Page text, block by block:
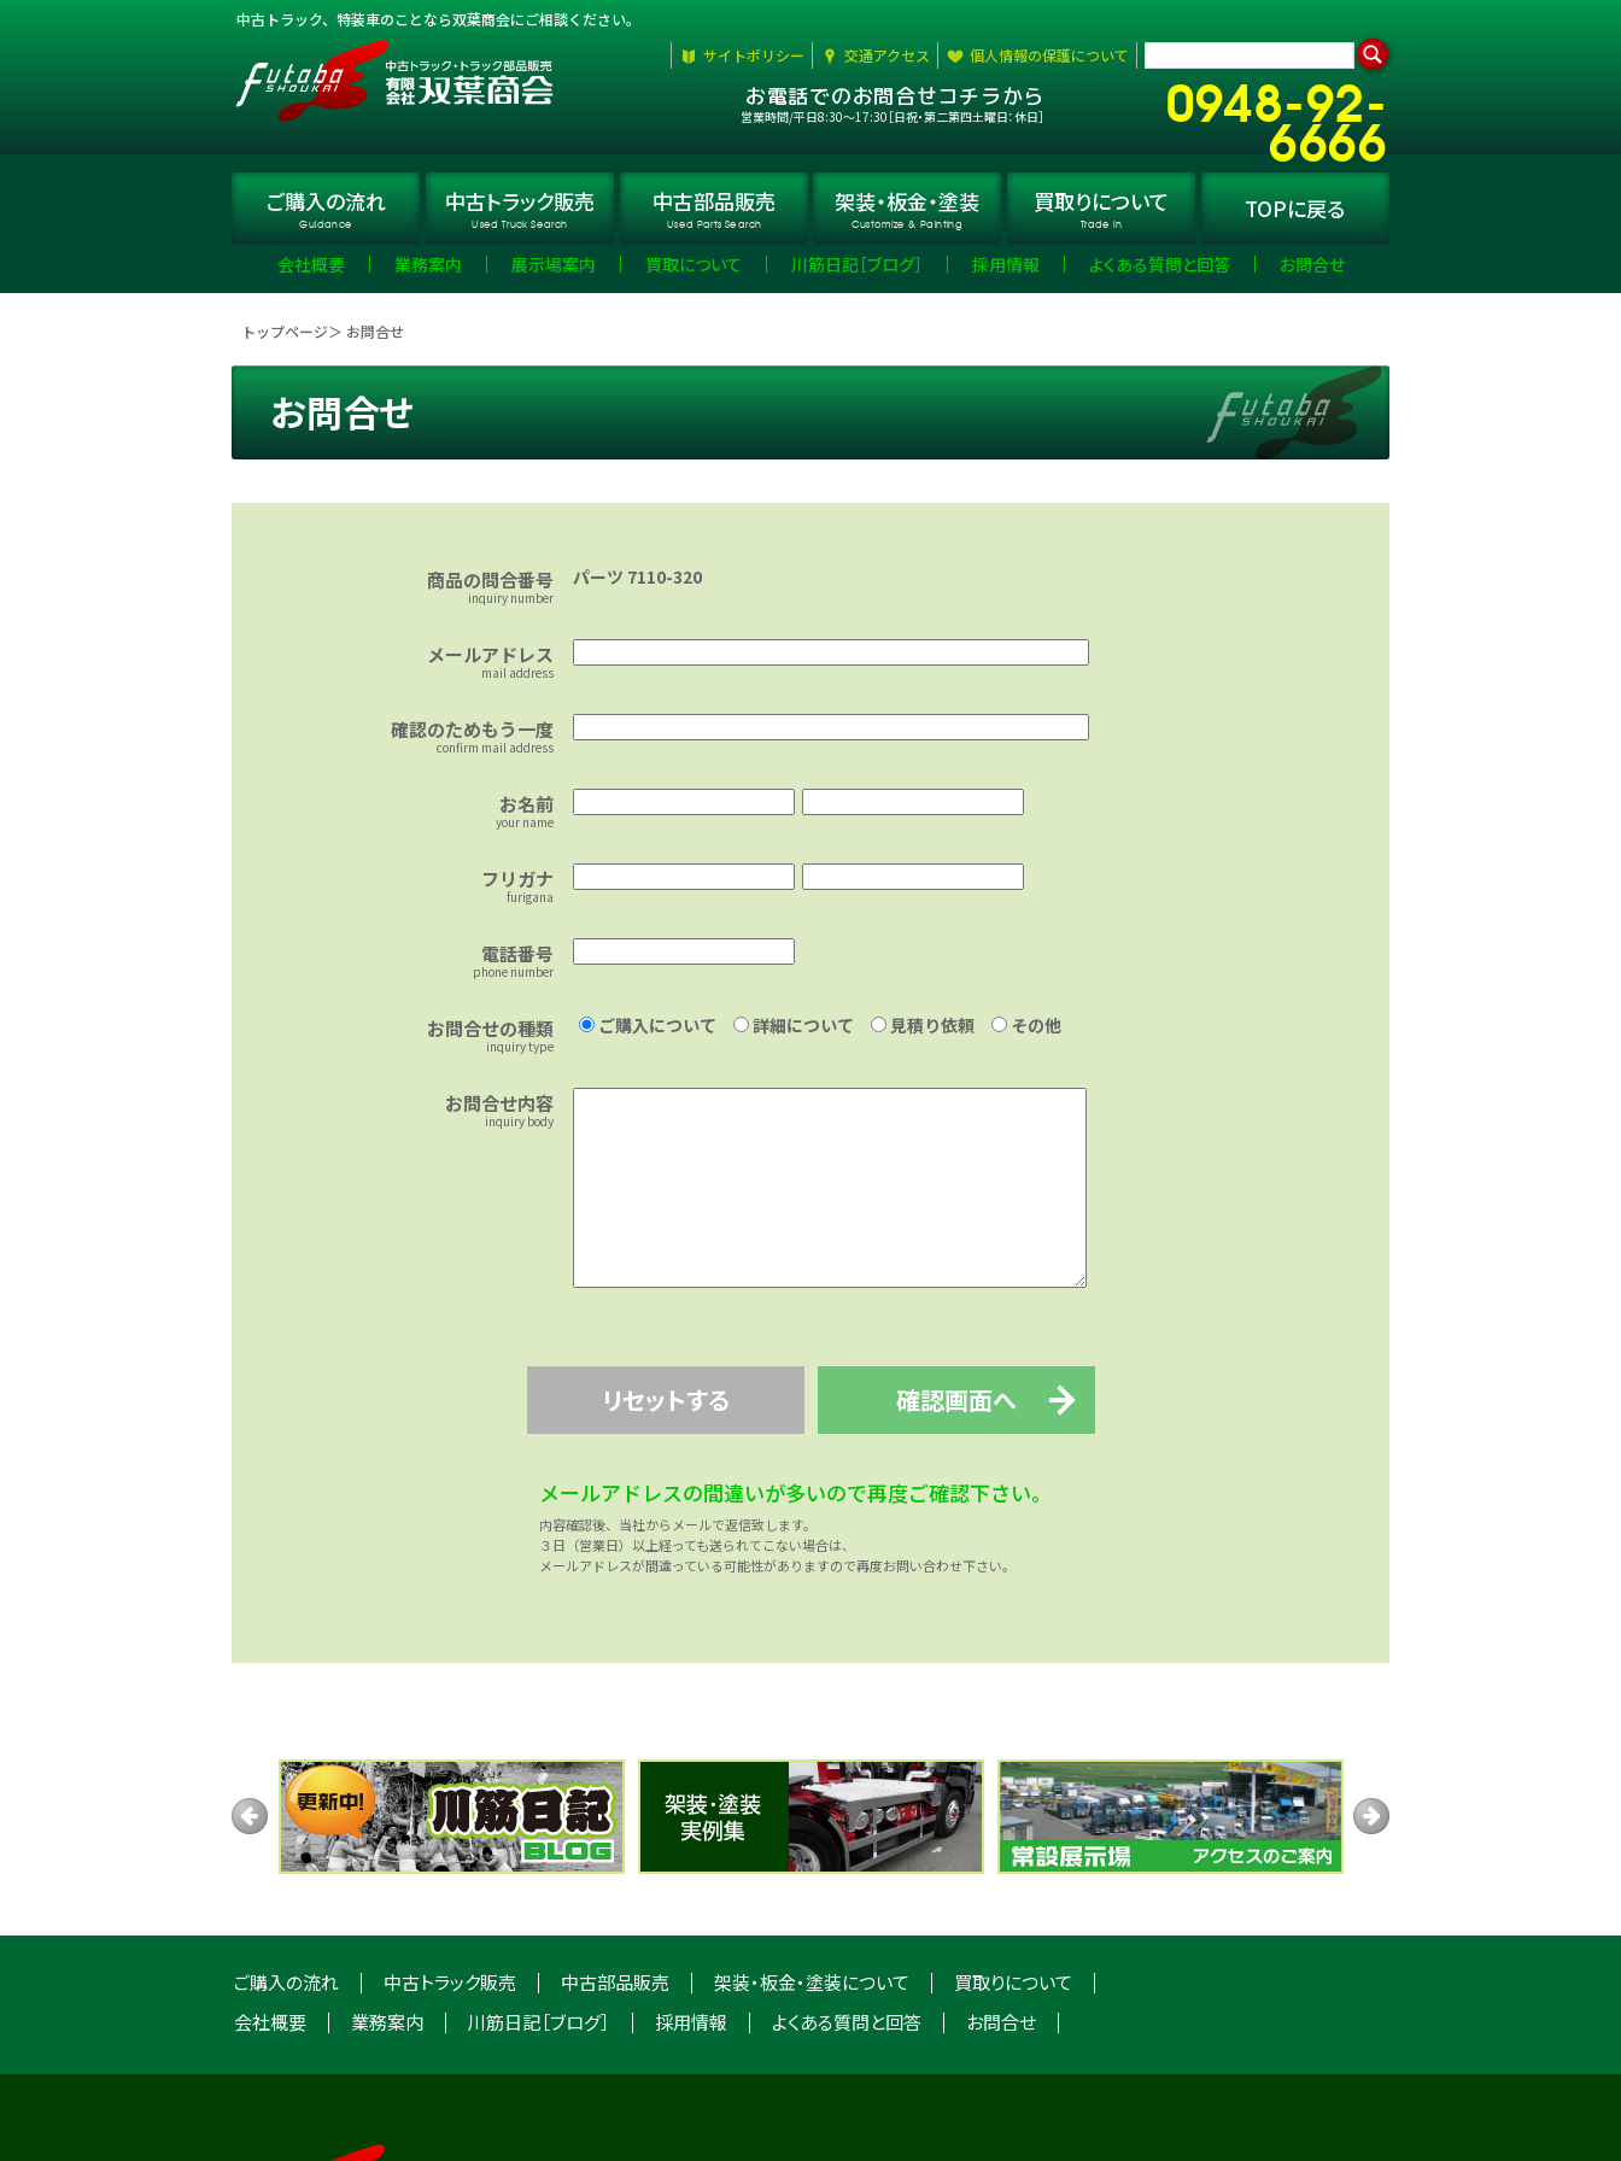
中古トラック、特装車のことなら双葉商会にご相談ください。
サイトポリシー
交通アクセス 個人情報の保護について
お電話でのお問合せコチラから
営業時間/平日8:30〜17:30［日祝・第二第四土曜日：休日］ 0948-92-
6666
ご購入の流れ
Guidance
中古トラック販売
Used Truck Search
中古部品販売
Used Parts Search
架装・板金・塗装
Customize & Painting
買取りについて
Trade in
TOPに戻る
会社概要 業務案内 展示場案内 買取について 川筋日記［ブログ］ 採用情報 よくある質問と回答 お問合せ
トップページ＞ お問合せ
お問合せ
商品の問合番号
inquiry number
パーツ 7110-320
メールアドレス
mail address
確認のためもう一度
confirm mail address
お名前
your name
フリガナ
furigana
電話番号
phone number
お問合せの種類
inquiry type
ご購入について 詳細について 見積り依頼 その他
お問合せ内容
inquiry body
リセットする 確認画面へ
メールアドレスの間違いが多いので再度ご確認下さい。
内容確認後、当社からメールで返信致します。
３日（営業日）以上経っても送られてこない場合は、
メールアドレスが間違っている可能性がありますので再度お問い合わせ下さい。
ご購入の流れ 中古トラック販売 中古部品販売 架装・板金・塗装について
買取りについて
会社概要
業務案内 川筋日記［ブログ］ 採用情報 よくある質問と回答 お問合せ